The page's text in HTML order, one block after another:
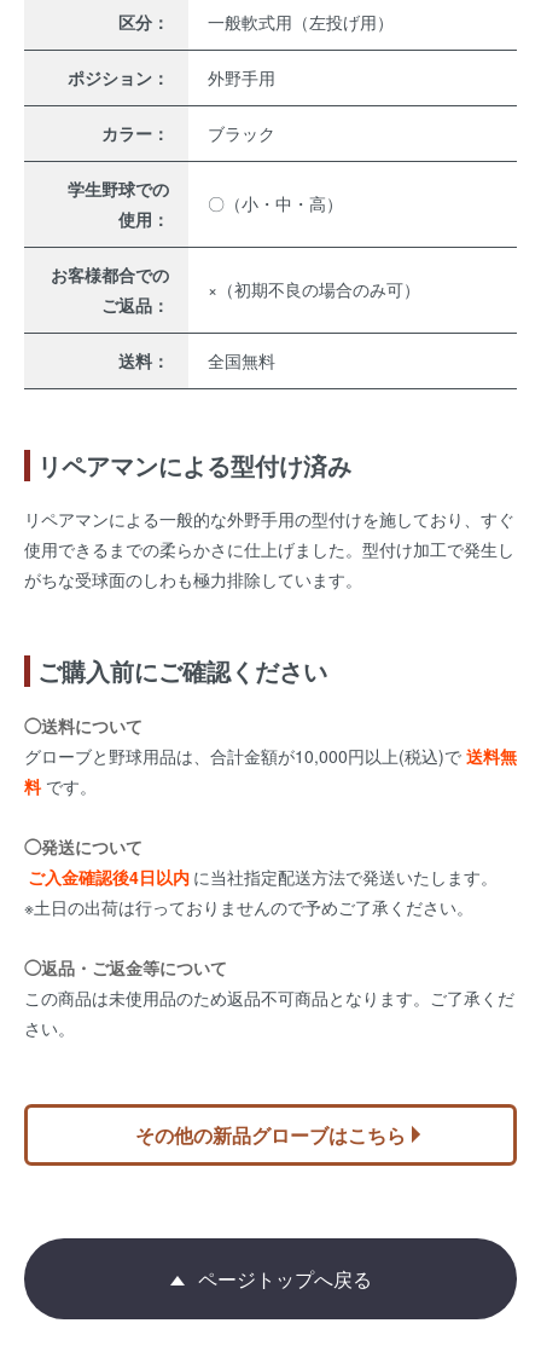
区分： 一般軟式用（左投げ用）
ポジション： 外野手用
カラー： ブラック
学生野球での
使用：
〇（小・中・高）
お客様都合での
ご返品：
×（初期不良の場合のみ可）
送料： 全国無料
リペアマンによる型付け済み
リペアマンによる一般的な外野手用の型付けを施しており、すぐ
使用できるまでの柔らかさに仕上げました。型付け加工で発生し
がちな受球面のしわも極力排除しています。
ご購入前にご確認ください
◯送料について
グローブと野球用品は、合計金額が10,000円以上(税込)で 送料無
料です。
◯発送について
ご入金確認後4日以内 に当社指定配送方法で発送いたします。
※土日の出荷は行っておりませんので予めご了承ください。
◯返品・ご返金等について
この商品は未使用品のため返品不可商品となります。ご了承くだ
さい。
その他の新品グローブはこちら
ページトップへ戻る